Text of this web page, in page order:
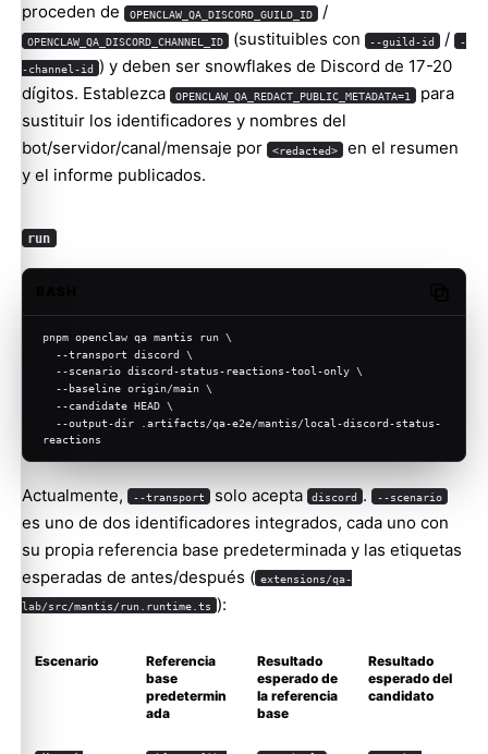
proceden de
OPENCLAW_QA_DISCORD_GUILD_ID /
OPENCLAW_QA_DISCORD_CHANNEL_ID (sustituibles con --guild-id / -
-channel-id ) y deben ser snowflakes de Discord de 17-20
dígitos. Establezca
OPENCLAW_QA_REDACT_PUBLIC_METADATA=1 para
sustituir los identificadores y nombres del
bot/servidor/canal/mensaje por
<redacted> en el resumen
y el informe publicados.
run
pnpm openclaw qa mantis run \
  --transport discord \
  --scenario discord-status-reactions-tool-only \
  --baseline origin/main \
  --candidate HEAD \
reactions
Actualmente, --transport solo acepta discord . --scenario
es uno de dos identificadores integrados, cada uno con
su propia referencia base predeterminada y las etiquetas
esperadas de antes/después ( extensions/qa-
lab/src/mantis/run.runtime.ts ):
Escenario
Referencia
base
predetermin
ada
Resultado
esperado de
la referencia
base
Resultado
esperado del
candidato